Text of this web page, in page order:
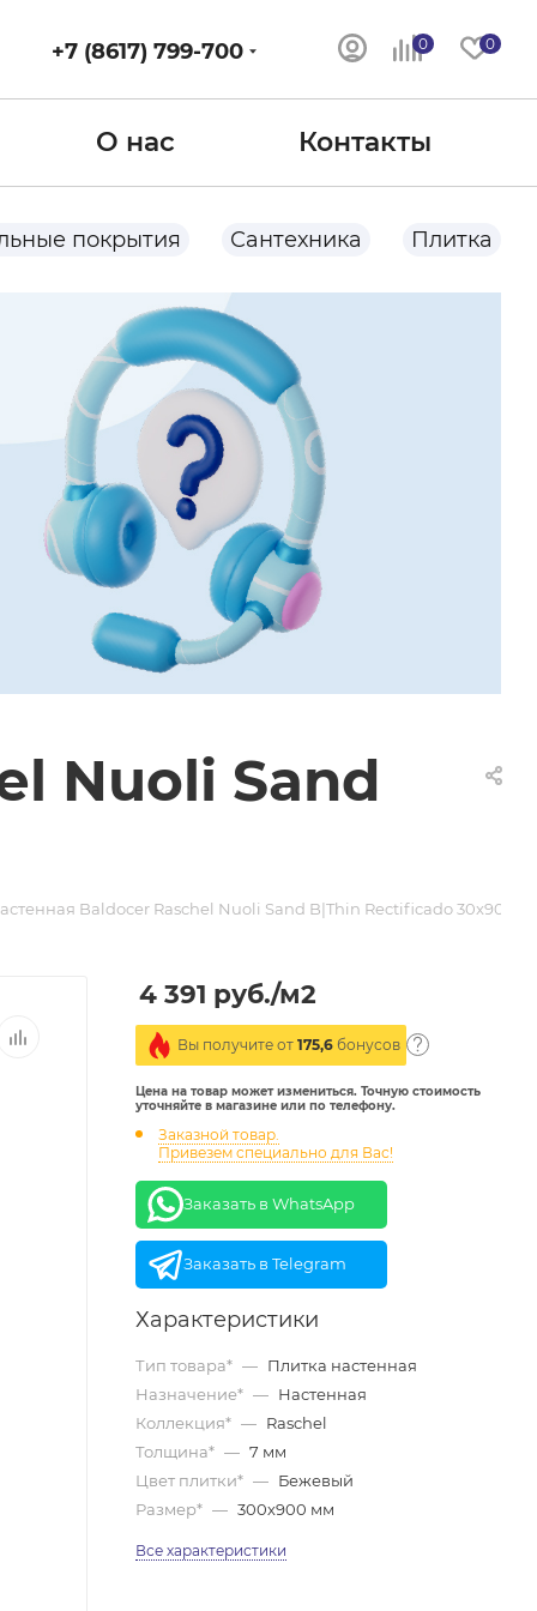
0 0
+7 (8617) 799-700
О нас Контакты
покрытия Сантехника Плитка
Nuoli Sand
Baldocer Raschel Nuoli Sand B|Thin Rectificado 30x90
4 391 руб./м2
Вы получите от 175,6 бонусов
Цена на товар может измениться. Точную стоимость
уточняйте в магазине или по телефону.
Заказной товар.
Привезем специально для Вас!
Заказать в WhatsApp
Заказать в Telegram
Характеристики
Тип товара* — Плитка настенная
Назначение* — Настенная
Коллекция* — Raschel
Толщина* — 7 мм
Цвет плитки* — Бежевый
Размер* — 300х900 мм
Все характеристики